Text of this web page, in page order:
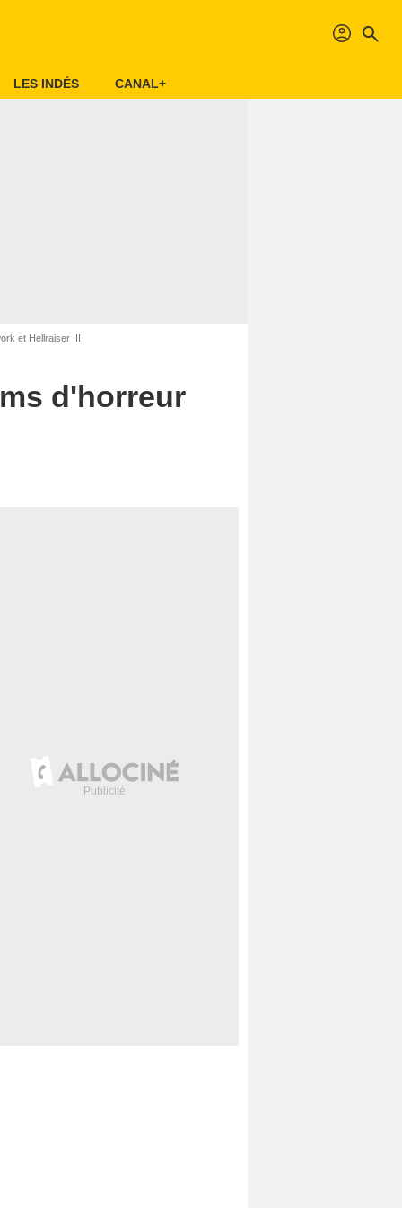
profil search
LES INDÉS CANAL+
et Hellraiser III
d'horreur